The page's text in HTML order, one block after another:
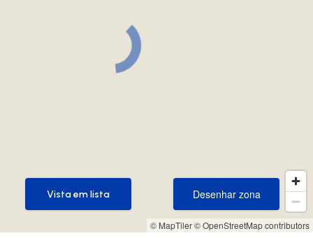
© MapTiler© OpenStreetMap contributors
Desenhar zona
Desenhar zona
Vista em lista
Vista em lista